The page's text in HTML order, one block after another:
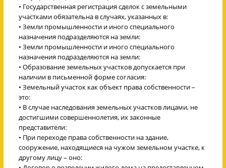
• Государственная регистрация сделок с земельными
участками обязательна в случаях, указанных в:
• Земли промышленности и иного специального
назначения подразделяются на земли:
• Земли промышленности и иного специального
назначения подразделяются на земли:
• Образование земельных участков допускается при
наличии в письменной форме согласия:
• Земельный участок как объект права собственности –
это:
• В случае наследования земельных участков лицами, не
достигшими совершеннолетия, их законные
представители:
• При переходе права собственности на здание,
сооружение, находящиеся на чужом земельном участке, к
другому лицу – оно: